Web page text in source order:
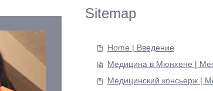
Sitemap
Home | Введение
Медицина в Мюнхене |
Медицинский консьерж |